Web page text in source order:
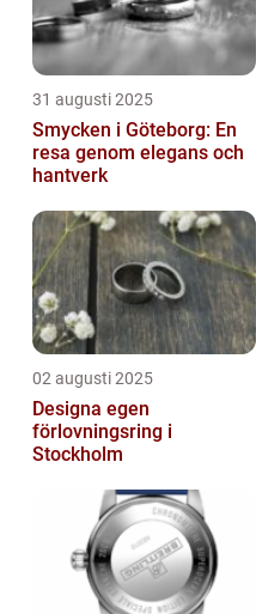
31 augusti 2025
Smycken i Göteborg: En
resa genom elegans och
hantverk
02 augusti 2025
Designa egen
förlovningsring i
Stockholm